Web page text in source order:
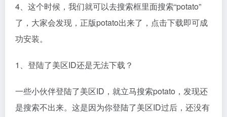
4、这个时候，我们就可以去搜索框里面搜索“potato”
了，大家会发现，正版potato出来了，点击下载即可成
功安装。
1、登陆了美区ID还是无法下载？
一些小伙伴登陆了美区ID，就立马搜索potato，发现还
是搜索不出来。这是因为你登陆了美区ID过后，还没有